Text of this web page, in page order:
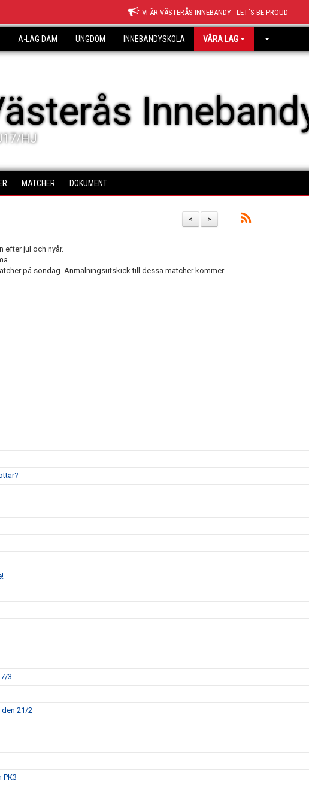
VI ÄR VÄSTERÅS INNEBANDY - LET´S BE PROUD
A-LAG DAM UNGDOM INNEBANDYSKOLA VÅRA LAG
HJ
MATCHER DOKUMENT
>
<
efter jul och nyår.
på söndag. Anmälningsutskick till dessa matcher kommer
3
den 21/2
PK3